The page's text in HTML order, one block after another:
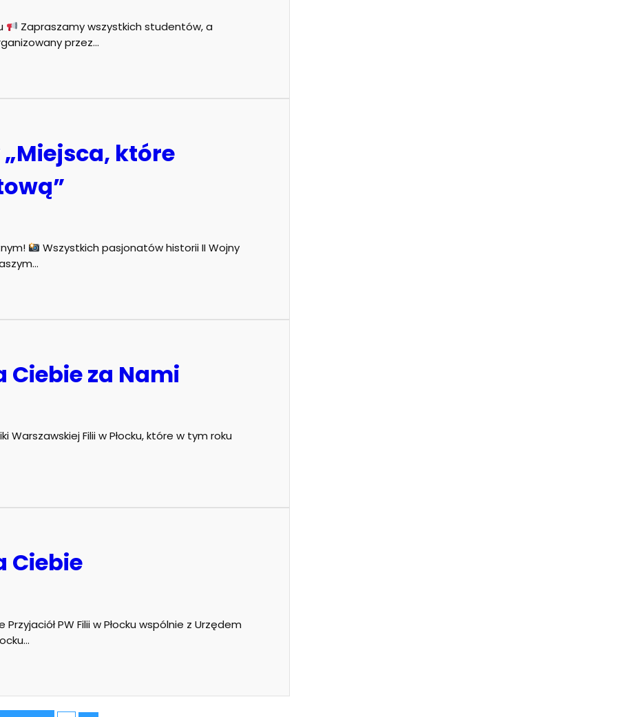
Zapraszamy wszystkich studentów, a
przez…
które
Wszystkich pasjonatów historii II Wojny
Ciebie za Nami
Warszawskiej Filii w Płocku, które w tym roku
Ciebie
PW Filii w Płocku wspólnie z Urzędem